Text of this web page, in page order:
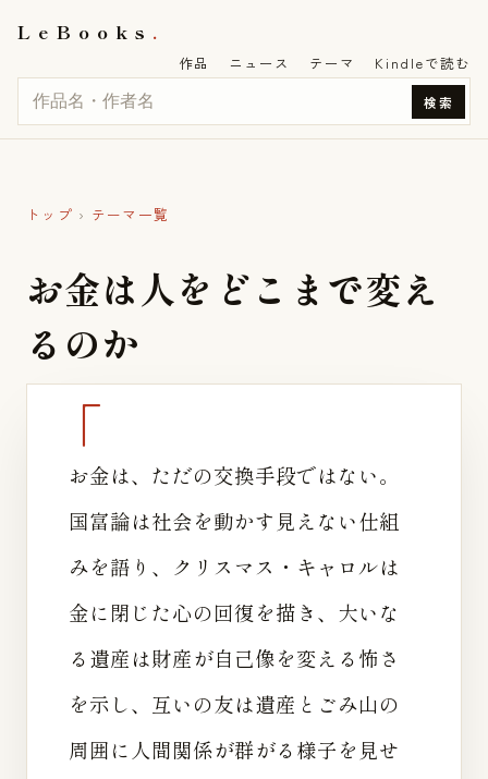
LeBooks
検索
作品 ニュース テーマ Kindleで読む
トップ › テーマ一覧
お金は人を どこ ま で変え
る のか
お金は、ただの交換手段ではない。
国富論は社会を動かす見えない仕組
みを語り、クリスマス・キャロルは
金に閉じた心の回復を描き、大いな
る遺産は財産が自己像を変える怖さ
を示し、互いの友は遺産とごみ山の
周囲に人間関係が群がる様子を見せ